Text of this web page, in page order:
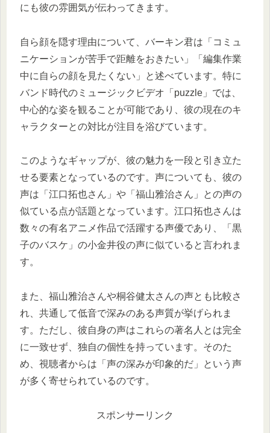
にも彼の雰囲気が伝わってきます。
自ら顔を隠す理由について、バーキン君は「コミュ
ニケーションが苦手で距離をおきたい」「編集作業
中に自らの顔を見たくない」と述べています。特に
バンド時代のミュージックビデオ「puzzle」では、
中心的な姿を観ることが可能であり、彼の現在のキ
ャラクターとの対比が注目を浴びています。
このようなギャップが、彼の魅力を一段と引き立た
せる要素となっているのです。声についても、彼の
声は「江口拓也さん」や「福山雅治さん」との声の
似ている点が話題となっています。江口拓也さんは
数々の有名アニメ作品で活躍する声優であり、「黒
子のバスケ」の小金井役の声に似ていると言われま
す。
また、福山雅治さんや桐谷健太さんの声とも比較さ
れ、共通して低音で深みのある声質が挙げられま
す。ただし、彼自身の声はこれらの著名人とは完全
に一致せず、独自の個性を持っています。そのた
め、視聴者からは「声の深みが印象的だ」という声
が多く寄せられているのです。
スポンサーリンク